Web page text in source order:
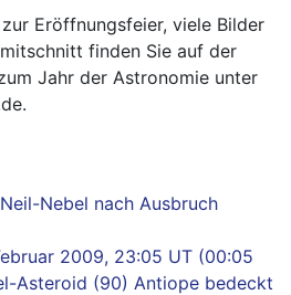
Eröffnungsfeier, viele Bilder
finden Sie auf der
Jahr der Astronomie unter
Nebel nach Ausbruch
2009, 23:05 UT (00:05
Asteroid (90) Antiope bedeckt